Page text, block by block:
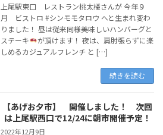
上尾駅東口 レストラン桃太楼さんが 今年９
月 ビストロ #シンモモタロウ へと生まれ変わ
りました！ 昼は従来同様美味しいハンバーグと
ステーキ
が頂けます！ 夜は、肩肘張らずに楽
しめるカジュアルフレンチ と […]
続きを読む
【あげお夕市】 開催しました！ 次回
は上尾駅西口で12/24に朝市開催予定！
2022年12月9日